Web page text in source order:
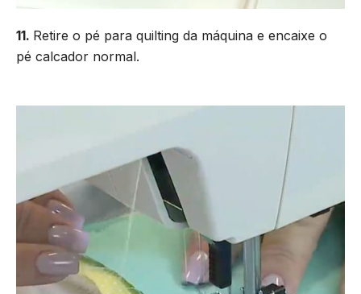
11. Retire o pé para quilting da máquina e encaixe o
pé calcador normal.